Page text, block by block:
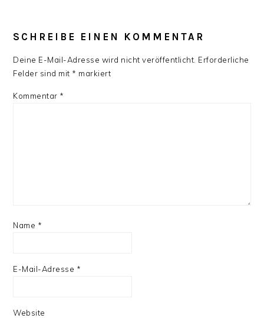
SCHREIBE EINEN KOMMENTAR
Deine E-Mail-Adresse wird nicht veröffentlicht. Erforderliche
Felder sind mit * markiert
Kommentar *
Name *
E-Mail-Adresse *
Website